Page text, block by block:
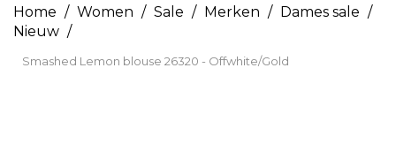
Home / Women / Sale / Merken / Dames sale /
Nieuw /
Smashed Lemon blouse 26320 - Offwhite/Gold